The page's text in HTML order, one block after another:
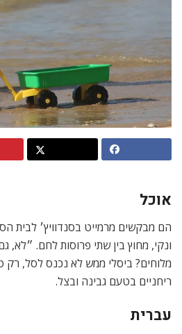
אוכל
הם מבקשים מרמייט בסנדוויץ׳ לבית
ונקי, מחוץ בין שתי פרוסות לחם. ״לא,
מלוחים? ביסלי ממש לא נכנס לסל, רק
ריחניים בטעם גבינה ובצל.
עברית